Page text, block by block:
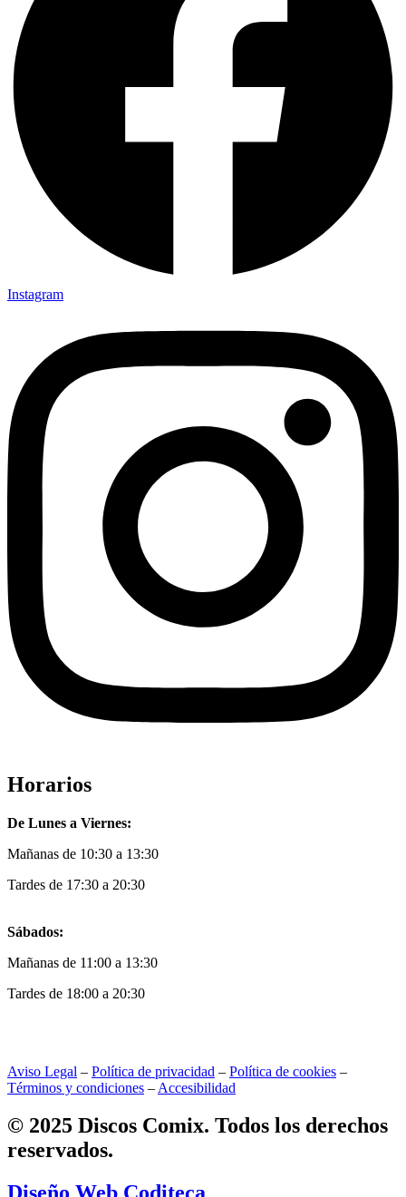
Instagram
Horarios
De Lunes a Viernes:
Mañanas de 10:30 a 13:30
Tardes de 17:30 a 20:30
Sábados:
Mañanas de 11:00 a 13:30
Tardes de 18:00 a 20:30
Aviso Legal – Política de privacidad – Política de cookies –
Términos y condiciones – Accesibilidad
© 2025 Discos Comix. Todos los derechos
reservados.